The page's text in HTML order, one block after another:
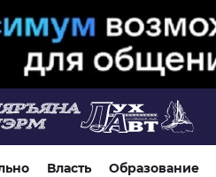
Власть Образование